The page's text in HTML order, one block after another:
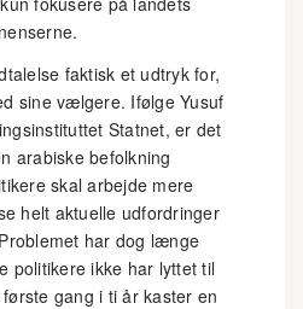
faktisk et udtryk for,
sine vælgere. Ifølge Yusuf
Statnet, er det
arabiske befolkning
skal arbejde mere
helt aktuelle udfordringer
har dog længe
politikere ikke har lyttet til
gang i ti år kaster en